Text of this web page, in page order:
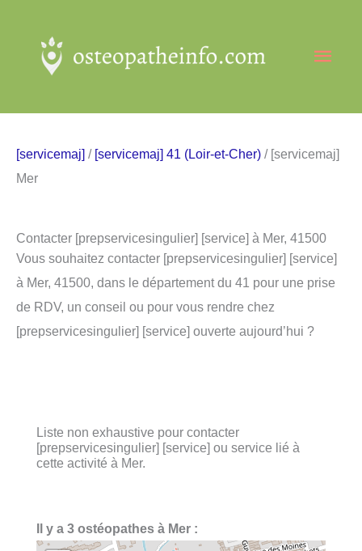
contenu
[servicemaj] / [servicemaj] 41 (Loir-et-Cher) / [servicemaj]
Mer
Contacter [prepservicesingulier] [service] à Mer, 41500
Vous souhaitez contacter [prepservicesingulier] [service]
à Mer, 41500, dans le département du 41 pour une prise
de RDV, un conseil ou pour vous rendre chez
[prepservicesingulier] [service] ouverte aujourd’hui ?
Liste non exhaustive pour contacter
[prepservicesingulier] [service] ou service lié à
cette activité à Mer.
Il y a 3 ostéopathes à Mer :